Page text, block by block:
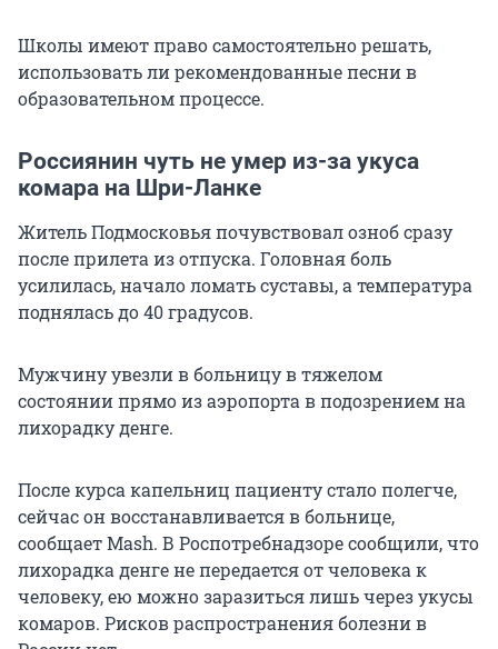
Школы имеют право самостоятельно решать,
использовать ли рекомендованные песни в
образовательном процессе.
Россиянин чуть не умер из-за укуса
комара на Шри-Ланке
Житель Подмосковья почувствовал озноб сразу
после прилета из отпуска. Головная боль
усилилась, начало ломать суставы, а температура
поднялась до 40 градусов.
Мужчину увезли в больницу в тяжелом
состоянии прямо из аэропорта в подозрением на
лихорадку денге.
После курса капельниц пациенту стало полегче,
сейчас он восстанавливается в больнице,
сообщает Mash. В Роспотребнадзоре сообщили, что
лихорадка денге не передается от человека к
человеку, ею можно заразиться лишь через укусы
комаров. Рисков распространения болезни в